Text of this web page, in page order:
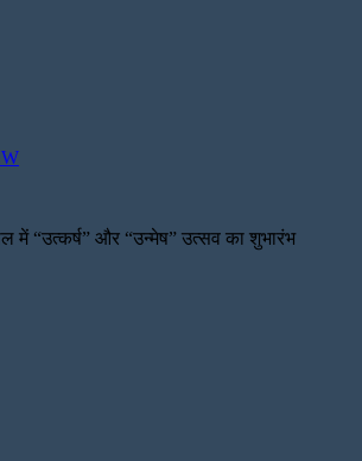
में “उत्कर्ष” और “उन्मेष” उत्सव का शुभारंभ